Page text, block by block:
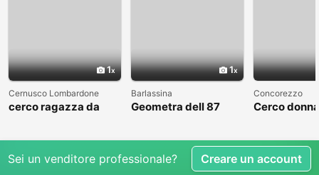
1
Cernusco Lombardone
cerco ragazza da
1
Barlassina
Geometra dell 87
Concorezzo
Cerco
Sei un venditore professionale? Creare un account